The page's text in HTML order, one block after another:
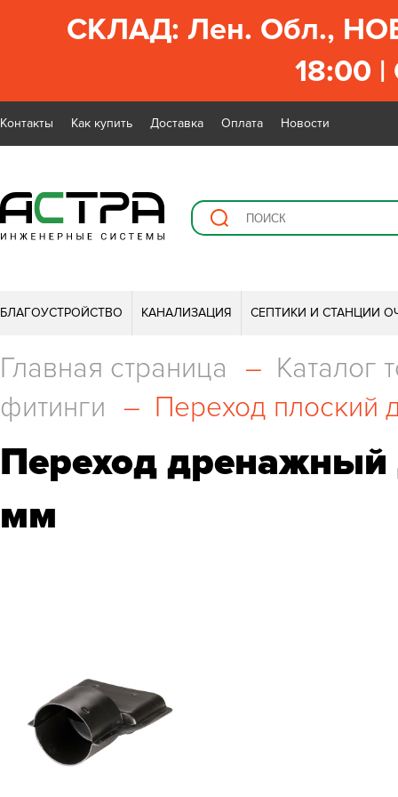
СКЛАД: Лен. Обл.,
18:00
Контакты Как купить Доставка Оплата Новости
БЛАГОУСТРОЙСТВО КАНАЛИЗАЦИЯ СЕПТИКИ И СТАНЦИИ
Главная страница – Каталог
фитинги – Переход плоский
Переход дренажный
мм